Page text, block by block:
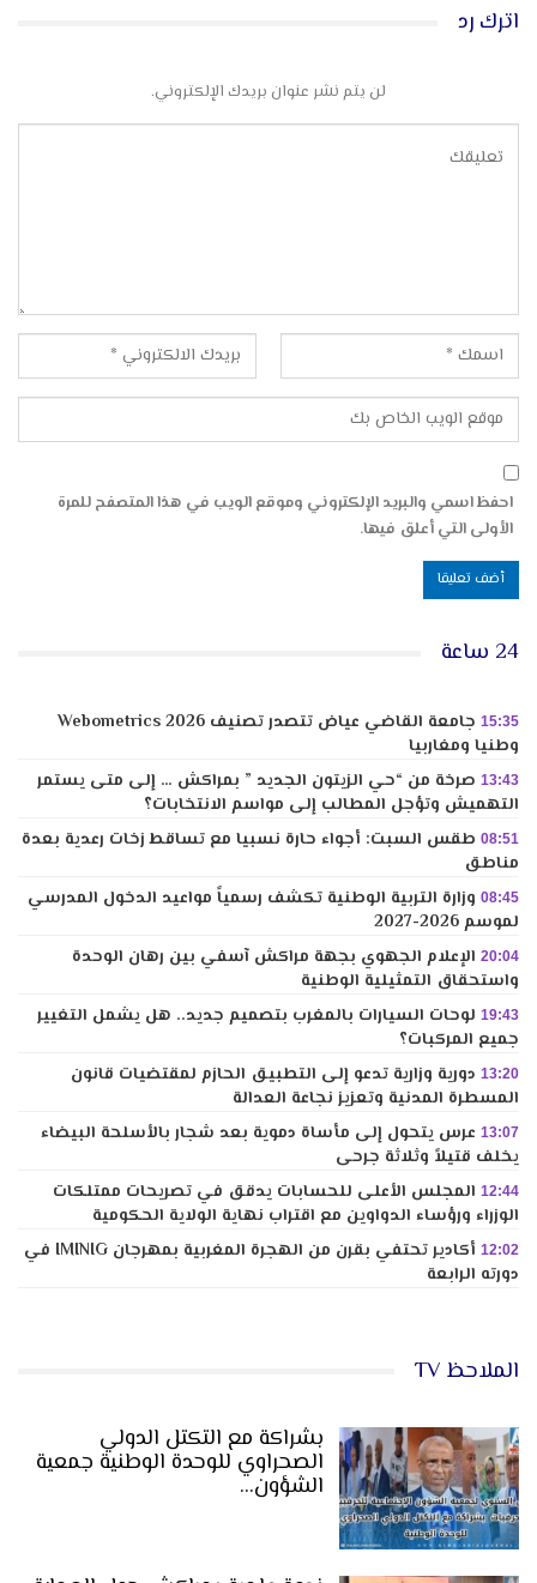
اترك رد
لن يتم نشر عنوان بريدك الإلكتروني.
احفظ اسمي والبريد الإلكتروني وموقع الويب في هذا المتصفح للمرة
الأولى التي أعلق فيها.
24 ساعة
15:35
جامعة القاضي عياض تتصدر تصنيف Webometrics 2026
وطنيا ومغاربيا
13:43 صرخة من “حي الزيتون الجديد ” بمراكش … إلى متى يستمر
التهميش وتؤجل المطالب إلى مواسم الانتخابات؟
08:51 طقس السبت: أجواء حارة نسبيا مع تساقط زخات رعدية بعدة
مناطق
08:45 وزارة التربية الوطنية تكشف رسمياً مواعيد الدخول المدرسي
لموسم 2026-2027
20:04 الإعلام الجهوي بجهة مراكش آسفي بين رهان الوحدة
واستحقاق التمثيلية الوطنية
19:43 لوحات السيارات بالمغرب بتصميم جديد.. هل يشمل التغيير
جميع المركبات؟
13:20 دورية وزارية تدعو إلى التطبيق الحازم لمقتضيات قانون
المسطرة المدنية وتعزيز نجاعة العدالة
13:07 عرس يتحول إلى مأساة دموية بعد شجار بالأسلحة البيضاء
يخلف قتيلاً وثلاثة جرحى
12:44 المجلس الأعلى للحسابات يدقق في تصريحات ممتلكات
الوزراء ورؤساء الدواوين مع اقتراب نهاية الولاية الحكومية
12:02
أكادير تحتفي بقرن من الهجرة المغربية بمهرجان IMINIG في
دورته الرابعة
الملاحظ TV
بشراكة مع التكتل الدولي
الصحراوي للوحدة الوطنية جمعية
الشؤون…